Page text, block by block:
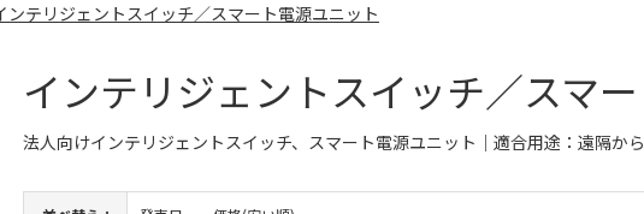
ンテリジェントスイッチ／スマート電源ユニット
インテリジェントスイッチ／スマ
法人向けインテリジェントスイッチ、スマート電源ユニット｜適合用途：遠隔か